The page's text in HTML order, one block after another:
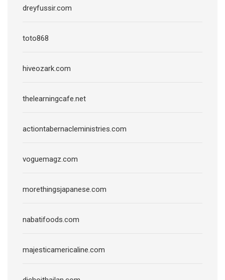
dreyfussir.com
toto868
hiveozark.com
thelearningcafe.net
actiontabernacleministries.com
voguemagz.com
morethingsjapanese.com
nabatifoods.com
majesticamericaline.com